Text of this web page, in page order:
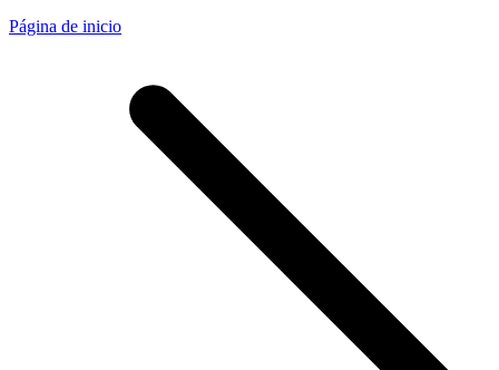
Página de inicio